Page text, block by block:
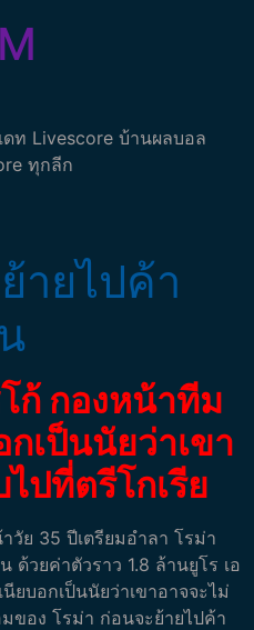
ท Livescore บ้านผลบอล
ทุกลีก
ายไปค้า
ก้ กองหน้าทีม
เป็นนัยว่าเขา
ปที่ตรีโกเรีย
วัย 35 ปีเตรียมอำลา โรม่า
ด้วยค่าตัวราว 1.8 ล้านยูโร เอ
ยบอกเป็นนัยว่าเขาอาจจะไม่
ของ โรม่า ก่อนจะย้ายไปค้า